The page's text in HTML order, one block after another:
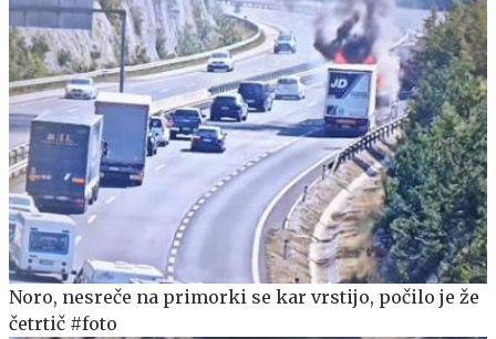
Noro, nesreče na primorki se kar vrstijo, počilo je že
četrtič #foto